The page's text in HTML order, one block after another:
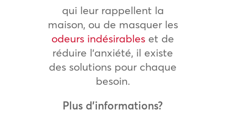
qui leur rappellent la
maison, ou de masquer les
odeurs indésirables et de
réduire l’anxiété, il existe
des solutions pour chaque
besoin.
Plus d’informations?